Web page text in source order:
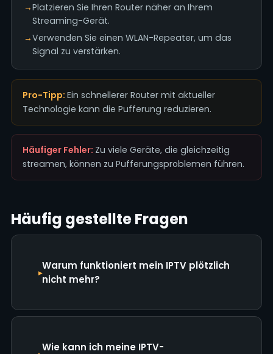
→Platzieren Sie Ihren Router näher an Ihrem
Streaming-Gerät.
→Verwenden Sie einen WLAN-Repeater, um das
Signal zu verstärken.
Pro-Tipp: Ein schnellerer Router mit aktueller
Technologie kann die Pufferung reduzieren.
Häufiger Fehler: Zu viele Geräte, die gleichzeitig
streamen, können zu Pufferungsproblemen führen.
Häufig gestellte Fragen
Warum funktioniert mein IPTV plötzlich
nicht mehr?
Wie kann ich meine IPTV-